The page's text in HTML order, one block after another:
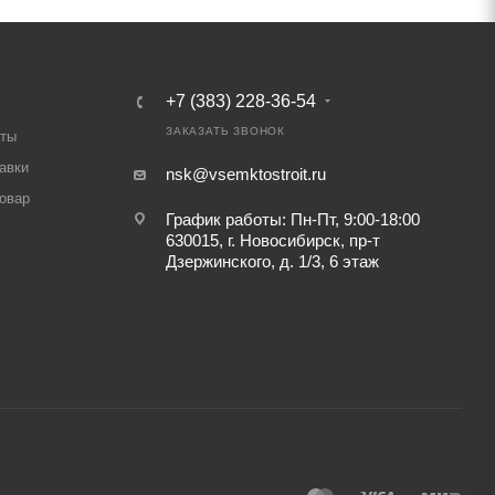
+7 (383) 228-36-54
ЗАКАЗАТЬ ЗВОНОК
nsk@vsemktostroit.ru
График работы: Пн-Пт, 9:00-18:00
630015, г. Новосибирск, пр-т
Дзержинского, д. 1/3, 6 этаж